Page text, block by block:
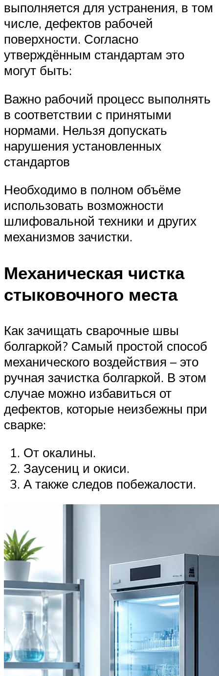
выполняется для устранения, в том
числе, дефектов рабочей
поверхности. Согласно
утверждённым стандартам это
могут быть:
Важно рабочий процесс выполнять
в соответствии с принятыми
нормами. Нельзя допускать
нарушения установленных
стандартов
Необходимо в полном объёме
использовать возможности
шлифовальной техники и других
механизмов зачистки.
Механическая чистка
стыковочного места
Как зачищать сварочные швы
болгаркой? Самый простой способ
механического воздействия – это
ручная зачистка болгаркой. В этом
случае можно избавиться от
дефектов, которые неизбежны при
сварке:
От окалины.
Заусениц и окиси.
А также следов побежалости.